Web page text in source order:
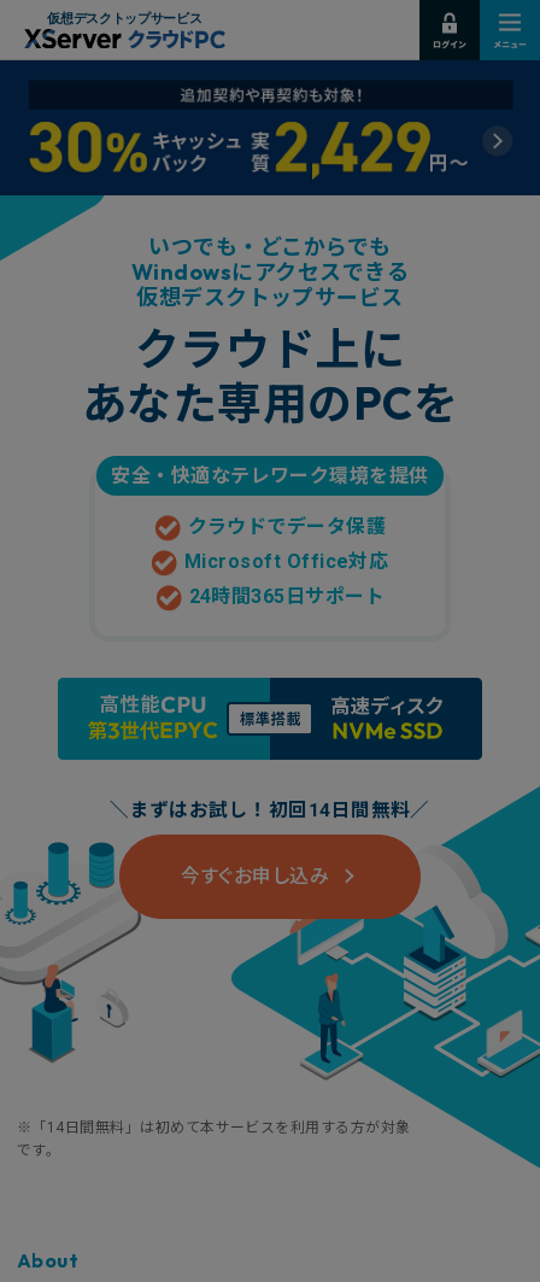
仮想デスクトップサービス
いつでも・どこからでも
Windowsにアクセスできる
仮想デスクトップサービス
クラウド上に
あなた専用のPCを
安全・快適なテレワーク環境を提供
クラウドでデータ保護
Microsoft Office対応
24時間365日サポート
＼まずはお試し！初回14日間無料／
今すぐお申し込み
※「14日間無料」は初めて本サービスを利用する方が対象
です。
About